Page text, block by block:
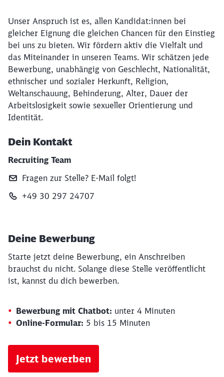
Unser Anspruch ist es, allen Kandidat:innen bei
gleicher Eignung die gleichen Chancen für den Einstieg
bei uns zu bieten. Wir fördern aktiv die Vielfalt und
das Miteinander in unseren Teams. Wir schätzen jede
Bewerbung, unabhängig von Geschlecht, Nationalität,
ethnischer und sozialer Herkunft, Religion,
Weltanschauung, Behinderung, Alter, Dauer der
Arbeitslosigkeit sowie sexueller Orientierung und
Identität.
Dein Kontakt
Recruiting Team
Fragen zur Stelle? E‑Mail folgt!
+49 30 297 24707
Deine Bewerbung
Starte jetzt deine Bewerbung, ein Anschreiben
brauchst du nicht. Solange diese Stelle veröffentlicht
ist, kannst du dich bewerben.
Bewerbung mit Chatbot: unter 4 Minuten
Online-Formular: 5 bis 15 Minuten
Jetzt bewerben